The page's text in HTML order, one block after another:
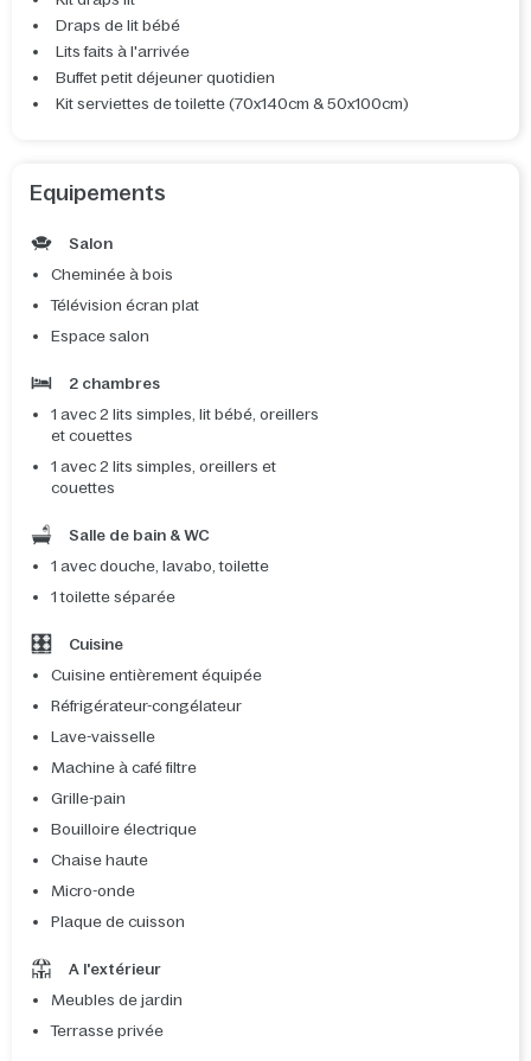
Draps de lit bébé
Lits faits à l'arrivée
Buffet petit déjeuner quotidien
Kit serviettes de toilette (70x140cm & 50x100cm)
Equipements
Salon
Cheminée à bois
Télévision écran plat
Espace salon
2 chambres
1 avec 2 lits simples, lit bébé, oreillers
et couettes
1 avec 2 lits simples, oreillers et
couettes
Salle de bain & WC
1 avec douche, lavabo, toilette
1 toilette séparée
Cuisine
Cuisine entièrement équipée
Réfrigérateur-congélateur
Lave-vaisselle
Machine à café filtre
Grille-pain
Bouilloire électrique
Chaise haute
Micro-onde
Plaque de cuisson
A l'extérieur
Meubles de jardin
Terrasse privée